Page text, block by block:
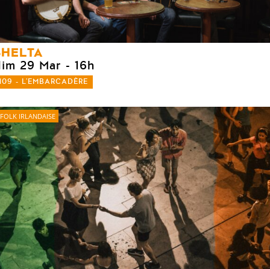
29 Mar - 16h
- L'EMBARCADÈRE
FOLK IRLANDAISE